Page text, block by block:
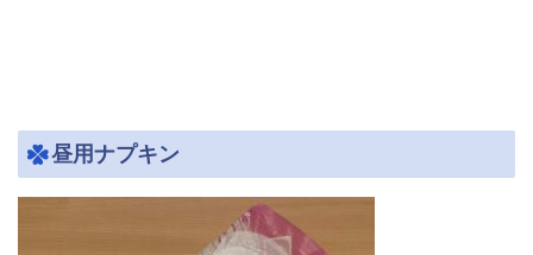
昼用ナプキン